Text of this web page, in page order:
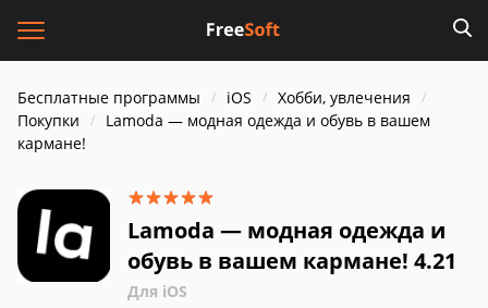
Бесплатные программы iOS
Хобби, увлечения
Покупки
Lamoda — модная одежда и обувь в вашем
кармане!
Lamoda — модная одежда и
обувь в вашем кармане! 4.21
Для iOS